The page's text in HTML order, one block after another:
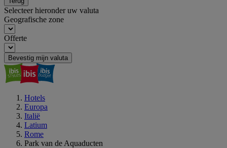
Selecteer hieronder uw valuta
Geografische zone
Offerte
Bevestig mijn valuta
Hotels
Europa
Italië
Latium
Rome
Park van de Aquaducten